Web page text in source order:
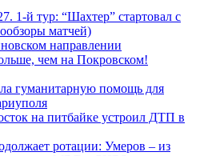
1-й тур: “Шахтер” стартовал с
матчей)
направлении
чем на Покровском!
гуманитарную помощь для
на питбайке устроил ДТП в
ротации: Умеров – из